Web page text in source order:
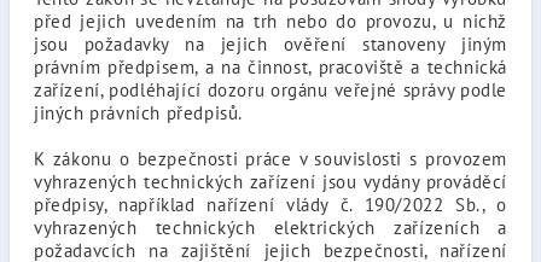
před jejich uvedením na trh nebo do provozu, u nichž
jsou požadavky na jejich ověření stanoveny jiným
právním předpisem, a na činnost, pracoviště a technická
zařízení, podléhající dozoru orgánu veřejné správy podle
jiných právních předpisů.
K zákonu o bezpečnosti práce v souvislosti s provozem
vyhrazených technických zařízení jsou vydány prováděcí
předpisy, například nařízení vlády č. 190/2022 Sb., o
vyhrazených technických elektrických zařízeních a
požadavcích na zajištění jejich bezpečnosti, nařízení